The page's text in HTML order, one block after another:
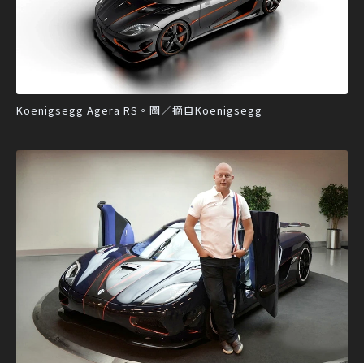
Koenigsegg Agera RS。圖／摘自Koenigsegg